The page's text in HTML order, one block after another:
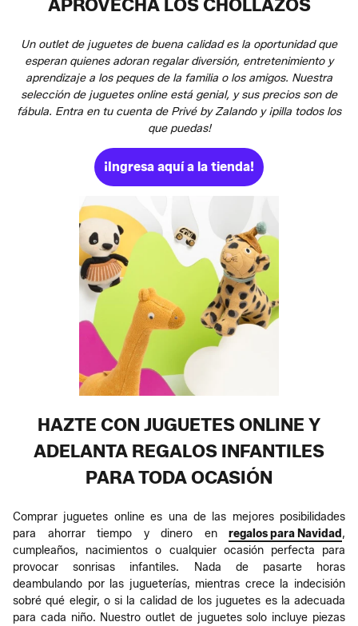
APROVECHA LOS CHOLLAZOS
Un outlet de juguetes de buena calidad es la oportunidad que
esperan quienes adoran regalar diversión, entretenimiento y
aprendizaje a los peques de la familia o los amigos. Nuestra
selección de juguetes online está genial, y sus precios son de
fábula. Entra en tu cuenta de Privé by Zalando y ¡pilla todos los
que puedas!
¡Ingresa aquí a la tienda!
HAZTE CON JUGUETES ONLINE Y
ADELANTA REGALOS INFANTILES
PARA TODA OCASIÓN
Comprar juguetes online es una de las mejores posibilidades
para ahorrar tiempo y dinero en regalos para Navidad ,
cumpleaños, nacimientos o cualquier ocasión perfecta para
provocar sonrisas infantiles. Nada de pasarte horas
deambulando por las jugueterías, mientras crece la indecisión
sobré qué elegir, o si la calidad de los juguetes es la adecuada
para cada niño. Nuestro outlet de juguetes solo incluye piezas